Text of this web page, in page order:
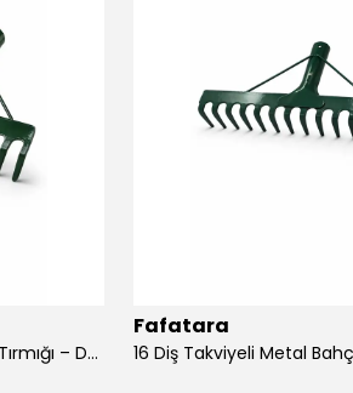
12 Diş Takviyeli Metal Bahçe Tırmığı – Dayanıklı, Geniş Ağızlı Yaprak ve Toprak Tırmığı
Fafatara